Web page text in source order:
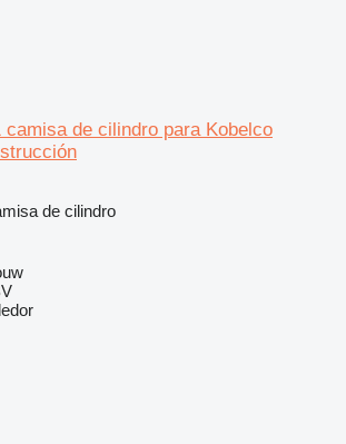
camisa de cilindro para Kobelco
de cilindro